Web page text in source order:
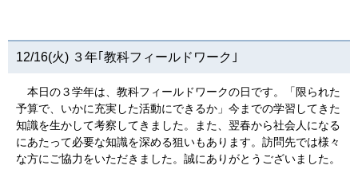
12/16(火) ３年｢教科フィールドワーク｣
本日の３学年は、教科フィールドワークの日です。「限られた
予算で、いかに充実した活動にできるか」今までの学習してきた
知識を生かして考察してきました。また、翌春から社会人になる
にあたって必要な知識を深める狙いもあります。訪問先では様々
な方にご協力をいただきました。誠にありがとうございました。